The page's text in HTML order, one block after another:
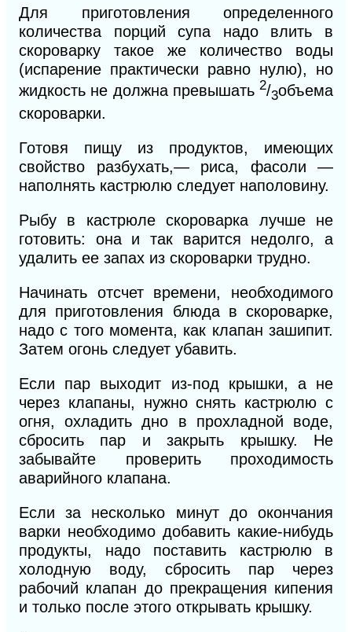
Для приготовления определенного
количества порций супа надо влить в
скороварку такое же количество воды
(испарение практически равно нулю), но
жидкость не должна превышать 2/3объема
скороварки.
Готовя пищу из продуктов, имеющих
свойство разбухать,— риса, фасоли —
наполнять кастрюлю следует наполовину.
Рыбу в кастрюле скороварка лучше не
готовить: она и так варится недолго, а
удалить ее запах из скороварки трудно.
Начинать отсчет времени, необходимого
для приготовления блюда в скороварке,
надо с того момента, как клапан зашипит.
Затем огонь следует убавить.
Если пар выходит из-под крышки, а не
через клапаны, нужно снять кастрюлю с
огня, охладить дно в прохладной воде,
сбросить пар и закрыть крышку. Не
забывайте проверить проходимость
аварийного клапана.
Если за несколько минут до окончания
варки необходимо добавить какие-нибудь
продукты, надо поставить кастрюлю в
холодную воду, сбросить пар через
рабочий клапан до прекращения кипения
и только после этого открывать крышку.